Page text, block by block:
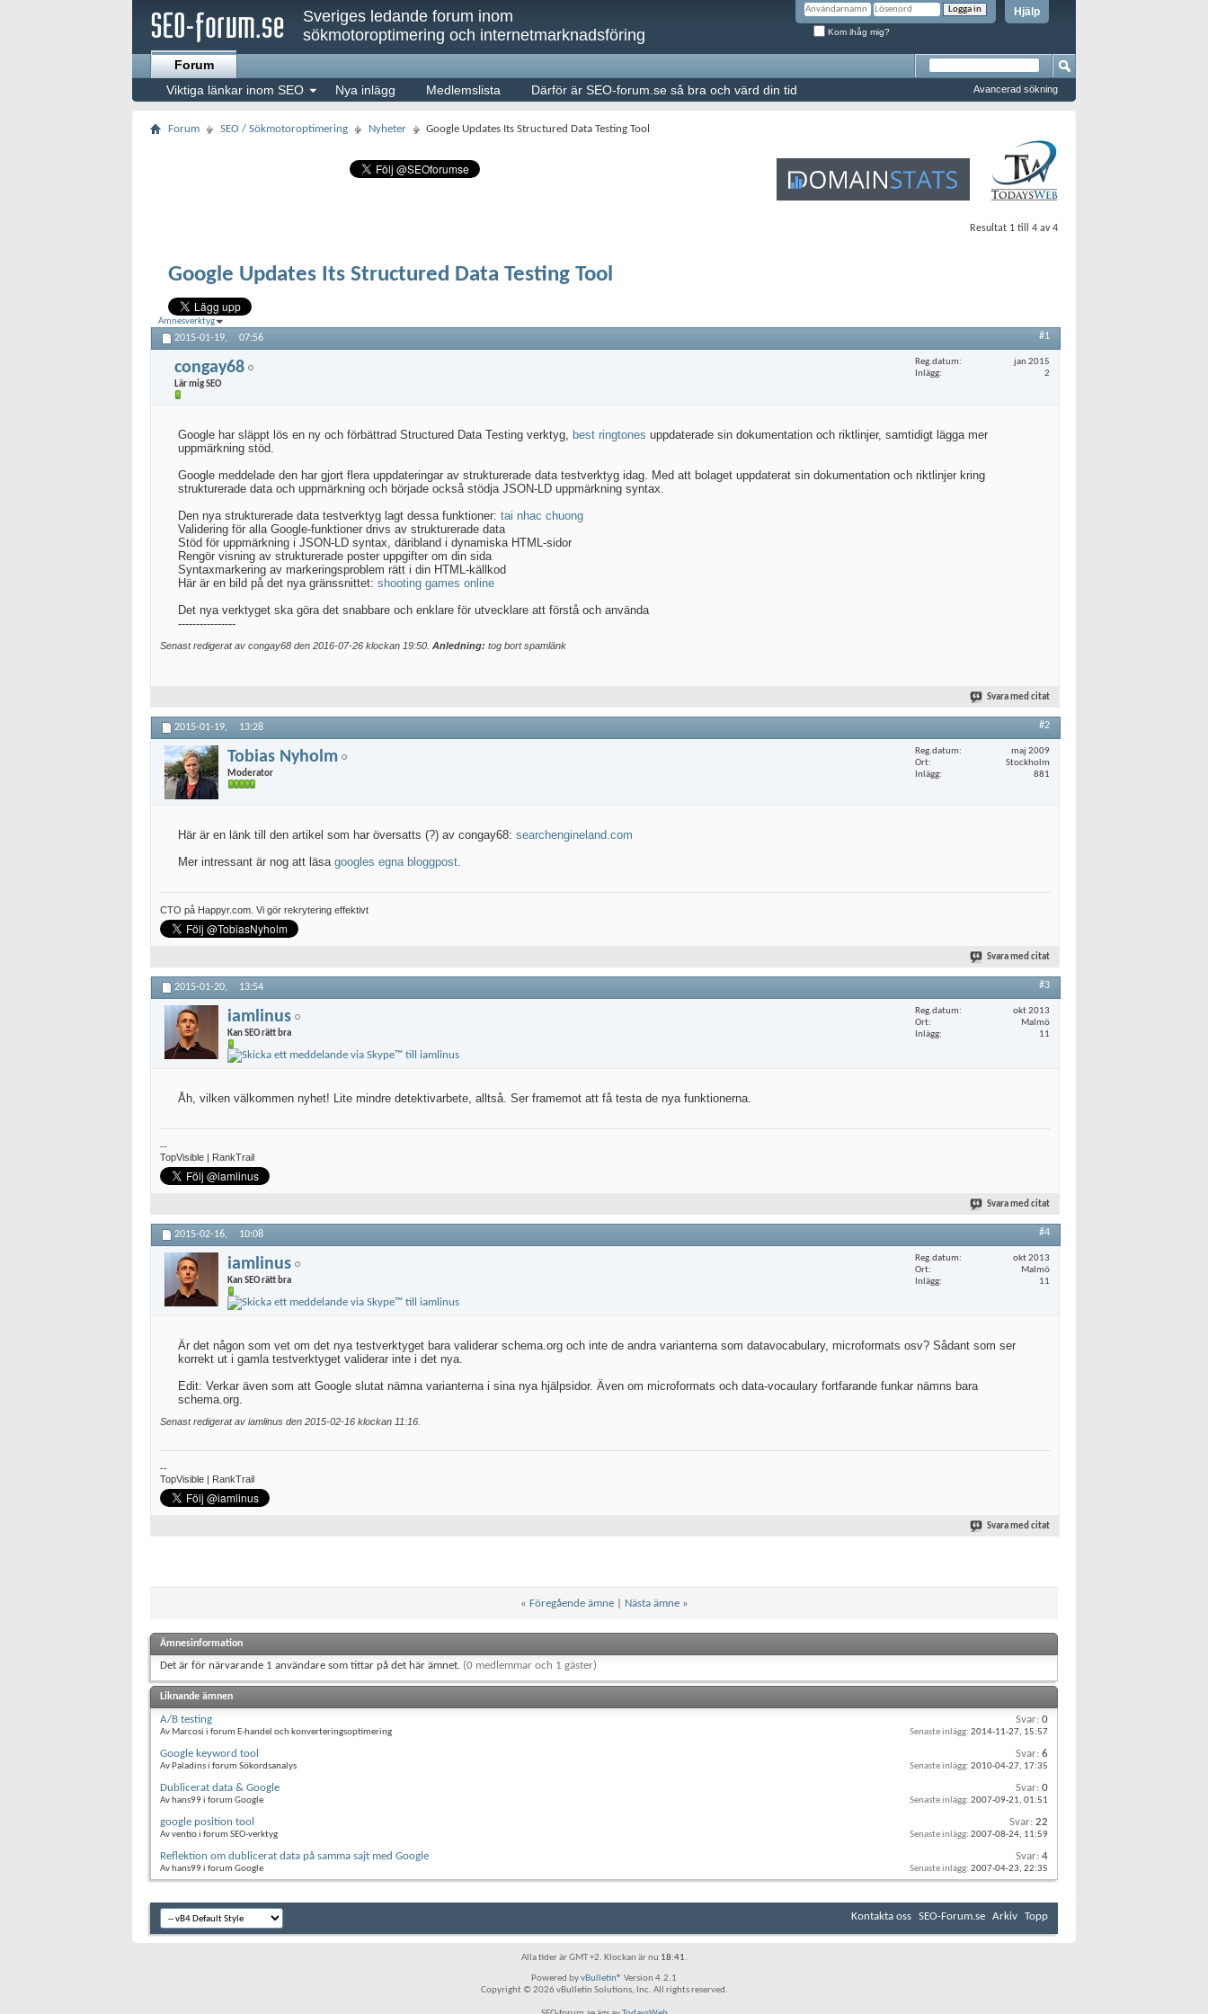
Hjälp
Kom ihåg mig?
Sveriges ledande forum inom
sökmotoroptimering och internetmarknadsföring
Forum
Viktiga länkar inom SEO
Nya inlägg Medlemslista Därför är SEO-forum.se så bra och värd din tid Avancerad sökning
Forum SEO / Sökmotoroptimering Nyheter Google Updates Its Structured Data Testing Tool
Resultat 1 till 4 av 4
Google Updates Its Structured Data Testing Tool
Ämnesverktyg
2015-01-19, 07:56 #1
congay68
Lär mig SEO
Reg.datum
jan 2015
Inlägg
2
Google har släppt lös en ny och förbättrad Structured Data Testing verktyg, best ringtones uppdaterade sin dokumentation och riktlinjer, samtidigt lägga mer
uppmärkning stöd.
Google meddelade den har gjort flera uppdateringar av strukturerade data testverktyg idag. Med att bolaget uppdaterat sin dokumentation och riktlinjer kring
strukturerade data och uppmärkning och började också stödja JSON-LD uppmärkning syntax.
Den nya strukturerade data testverktyg lagt dessa funktioner: tai nhac chuong
Validering för alla Google-funktioner drivs av strukturerade data
Stöd för uppmärkning i JSON-LD syntax, däribland i dynamiska HTML-sidor
Rengör visning av strukturerade poster uppgifter om din sida
Syntaxmarkering av markeringsproblem rätt i din HTML-källkod
Här är en bild på det nya gränssnittet: shooting games online
Det nya verktyget ska göra det snabbare och enklare för utvecklare att förstå och använda
----------------
Senast redigerat av congay68 den 2016-07-26 klockan 19:50 Anledning: tog bort spamlänk
Svara med citat
2015-01-19, 13:28 #2
Tobias Nyholm
Moderator
Reg.datum
maj 2009
Ort
Stockholm
Inlägg
881
Här är en länk till den artikel som har översatts (?) av congay68: searchengineland.com
Mer intressant är nog att läsa googles egna bloggpost.
CTO på Happyr.com. Vi gör rekrytering effektivt
Svara med citat
2015-01-20, 13:54 #3
iamlinus
Kan SEO rätt bra
Reg.datum
okt 2013
Ort
Malmö
Inlägg
11
Åh, vilken välkommen nyhet! Lite mindre detektivarbete, alltså. Ser framemot att få testa de nya funktionerna.
--
TopVisible | RankTrail
Svara med citat
2015-02-16, 10:08 #4
iamlinus
Kan SEO rätt bra
Reg.datum
okt 2013
Ort
Malmö
Inlägg
11
Är det någon som vet om det nya testverktyget bara validerar schema.org och inte de andra varianterna som datavocabulary, microformats osv? Sådant som ser
korrekt ut i gamla testverktyget validerar inte i det nya.
Edit: Verkar även som att Google slutat nämna varianterna i sina nya hjälpsidor. Även om microformats och data-vocaulary fortfarande funkar nämns bara
schema.org.
Senast redigerat av iamlinus den 2015-02-16 klockan 11:16
--
TopVisible | RankTrail
Svara med citat
« Föregående ämne| Nästa ämne »
Ämnesinformation
Det är för närvarande 1 användare som tittar på det här ämnet. (0 medlemmar och 1 gäster)
Liknande ämnen
A/B testing
Av Marcosi i forum E-handel och konverteringsoptimering
Svar: 0
Senaste inlägg: 2014-11-27, 15:57
Google keyword tool
Av Paladins i forum Sökordsanalys
Svar: 6
Senaste inlägg: 2010-04-27, 17:35
Dublicerat data & Google
Av hans99 i forum Google
Svar: 0
Senaste inlägg: 2007-09-21, 01:51
google position tool
Av ventio i forum SEO-verktyg
Svar: 22
Senaste inlägg: 2007-08-24, 11:59
Reflektion om dublicerat data på samma sajt med Google
Av hans99 i forum Google
Svar: 4
Senaste inlägg: 2007-04-23, 22:35
Kontakta oss SEO-Forum.se Arkiv Topp
Alla tider är GMT +2. Klockan är nu 18:41.
Powered byvBulletin® Version 4.2.1
Copyright © 2026 vBulletin Solutions, Inc. All rights reserved.